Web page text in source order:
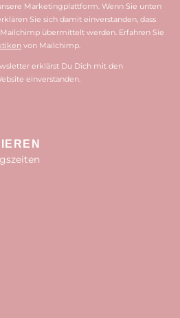
Marketingplattform. Wenn Sie unten
Sie sich damit einverstanden, dass
übermittelt werden. Erfahren Sie
von Mailchimp.
erklärst Du Dich mit den
einverstanden.